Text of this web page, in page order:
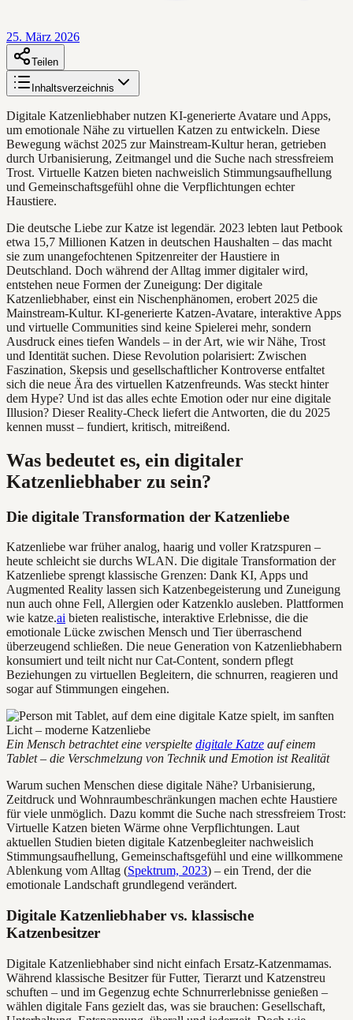
25. März 2026
Teilen
Inhaltsverzeichnis
Digitale Katzenliebhaber nutzen KI-generierte Avatare und Apps,
um emotionale Nähe zu virtuellen Katzen zu entwickeln. Diese
Bewegung wächst 2025 zur Mainstream-Kultur heran, getrieben
durch Urbanisierung, Zeitmangel und die Suche nach stressfreiem
Trost. Virtuelle Katzen bieten nachweislich Stimmungsaufhellung
und Gemeinschaftsgefühl ohne die Verpflichtungen echter
Haustiere.
Die deutsche Liebe zur Katze ist legendär. 2023 lebten laut Petbook
etwa 15,7 Millionen Katzen in deutschen Haushalten – das macht
sie zum unangefochtenen Spitzenreiter der Haustiere in
Deutschland. Doch während der Alltag immer digitaler wird,
entstehen neue Formen der Zuneigung: Der digitale
Katzenliebhaber, einst ein Nischenphänomen, erobert 2025 die
Mainstream-Kultur. KI-generierte Katzen-Avatare, interaktive Apps
und virtuelle Communities sind keine Spielerei mehr, sondern
Ausdruck eines tiefen Wandels – in der Art, wie wir Nähe, Trost
und Identität suchen. Diese Revolution polarisiert: Zwischen
Faszination, Skepsis und gesellschaftlicher Kontroverse entfaltet
sich die neue Ära des virtuellen Katzenfreunds. Was steckt hinter
dem Hype? Und ist das alles echte Emotion oder nur eine digitale
Illusion? Dieser Reality-Check liefert die Antworten, die du 2025
kennen musst – fundiert, kritisch, mitreißend.
Was bedeutet es, ein digitaler
Katzenliebhaber zu sein?
Die digitale Transformation der Katzenliebe
Katzenliebe war früher analog, haarig und voller Kratzspuren –
heute schleicht sie durchs WLAN. Die digitale Transformation der
Katzenliebe sprengt klassische Grenzen: Dank KI, Apps und
Augmented Reality lassen sich Katzenbegeisterung und Zuneigung
nun auch ohne Fell, Allergien oder Katzenklo ausleben. Plattformen
wie katze.ai bieten realistische, interaktive Erlebnisse, die die
emotionale Lücke zwischen Mensch und Tier überraschend
überzeugend schließen. Die neue Generation von Katzenliebhabern
konsumiert und teilt nicht nur Cat-Content, sondern pflegt
Beziehungen zu virtuellen Begleitern, die schnurren, reagieren und
sogar auf Stimmungen eingehen.
Ein Mensch betrachtet eine verspielte digitale Katze auf einem
Tablet – die Verschmelzung von Technik und Emotion ist Realität
Warum suchen Menschen diese digitale Nähe? Urbanisierung,
Zeitdruck und Wohnraumbeschränkungen machen echte Haustiere
für viele unmöglich. Dazu kommt die Suche nach stressfreiem Trost:
Virtuelle Katzen bieten Wärme ohne Verpflichtungen. Laut
aktuellen Studien bieten digitale Katzenbegleiter nachweislich
Stimmungsaufhellung, Gemeinschaftsgefühl und eine willkommene
Ablenkung vom Alltag (Spektrum, 2023) – ein Trend, der die
emotionale Landschaft grundlegend verändert.
Digitale Katzenliebhaber vs. klassische
Katzenbesitzer
Digitale Katzenliebhaber sind nicht einfach Ersatz-Katzenmamas.
Während klassische Besitzer für Futter, Tierarzt und Katzenstreu
schuften – und im Gegenzug echte Schnurrerlebnisse genießen –
wählen digitale Fans gezielt das, was sie brauchen: Gesellschaft,